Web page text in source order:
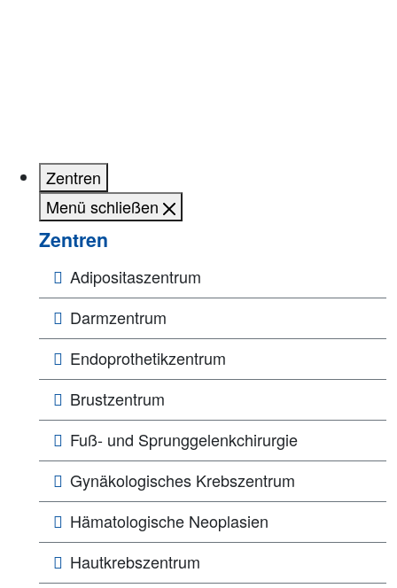
Zentren
Menü schließen
Zentren
Adipositaszentrum
Darmzentrum
Endoprothetikzentrum
Brustzentrum
Fuß- und Sprunggelenkchirurgie
Gynäkologisches Krebszentrum
Hämatologische Neoplasien
Hautkrebszentrum